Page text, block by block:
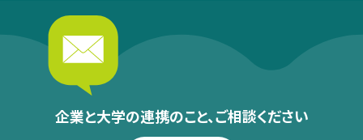
企業と大学の連携のこと、ご相談ください